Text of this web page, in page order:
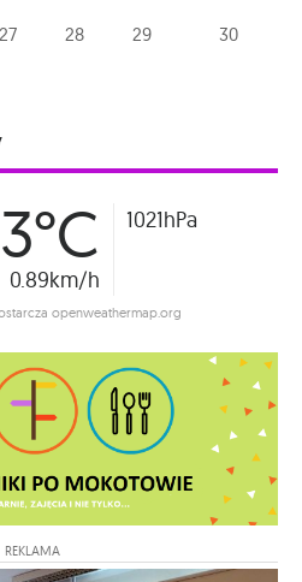
27 28 29 30
0.89km/h
1021hPa
openweathermap.org
REKLAMA